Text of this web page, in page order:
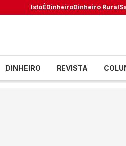
IstoÉDinheiroDinheiro Rural
DINHEIRO REVISTA